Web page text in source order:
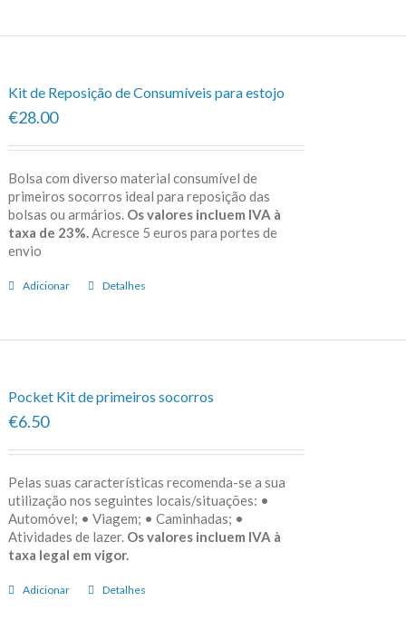
Kit de Reposição de Consumíveis para estojo
€28.00
Bolsa com diverso material consumível de
primeiros socorros ideal para reposição das
bolsas ou armários. Os valores incluem IVA à
taxa de 23%. Acresce 5 euros para portes de
envio
Adicionar Detalhes
Pocket Kit de primeiros socorros
€6.50
Pelas suas características recomenda-se a sua
utilização nos seguintes locais/situações: •
Automóvel; • Viagem; • Caminhadas; •
Atividades de lazer. Os valores incluem IVA à
taxa legal em vigor.
Adicionar Detalhes